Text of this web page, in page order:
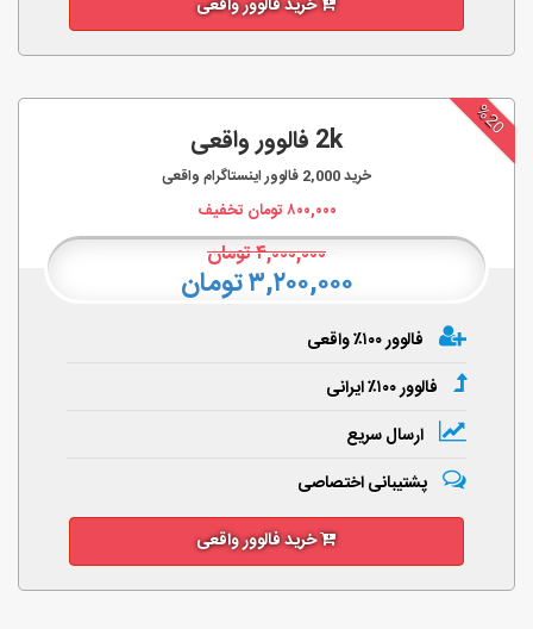
خرید فالوور واقعی
%20
2k فالوور واقعی
خرید2,000 فالوور اینستاگرام واقعی
۸۰۰,۰۰۰تومان تخفیف
۴,۰۰۰,۰۰۰تومان
۳,۲۰۰,۰۰۰ تومان
فالوور ۱۰۰٪ واقعی
فالوور ۱۰۰٪ ایرانی
ارسال سریع
پشتیبانی اختصاصی
خرید فالوور واقعی